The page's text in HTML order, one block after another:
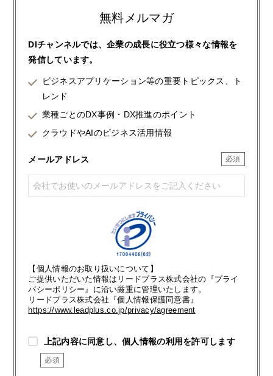
無料メルマガ
DIチャンネルでは、企業の成長に役立つ様々な情報を
発信しています。
ビジネスアプリケーション等の重要トピックス、ト
レンド
業種ごとのDX事例・DX推進のポイント
クラウドやAIのビジネス活用情報
メールアドレス
【個人情報のお取り扱いについて】
ご提供いただいた情報はリードプラス株式会社の『プライ
バシーポリシー』に沿い厳重に管理いたします。
リードプラス株式会社『個人情報保護同意書』
https://www.leadplus.co.jp/privacy/agreement
上記内容に同意し、個人情報の利用を許可します